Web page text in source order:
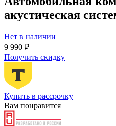
акустическая
Нет в наличии
9 990 ₽
Получить скидку
Купить в рассрочку
Вам понравится